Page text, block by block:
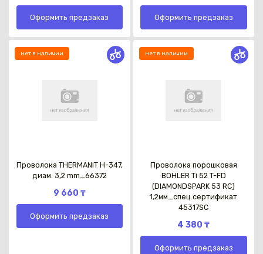
Оформить предзаказ Оформить предзаказ
нет в наличии
Проволока THERMANIT H-347,
диам. 3,2 mm_66372
9 660 ₸
Оформить предзаказ
нет в наличии
Проволока порошковая
BOHLER Ti 52 T-FD
(DIAMONDSPARK 53 RC)
1,2мм_спец.сертификат
45317SC
4 380 ₸
Оформить предзаказ